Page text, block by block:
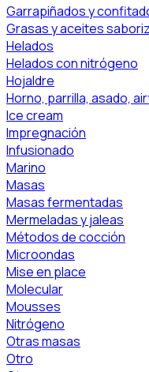
Garrapiñados y
Grasas y aceites
Helados
Helados con nitrógeno
Hojaldre
Horno, parrilla, asado,
Ice cream
Impregnación
Infusionado
Marino
Masas
Masas fermentadas
Mermeladas y jaleas
Métodos de cocción
Microondas
Mise en place
Molecular
Mousses
Nitrógeno
Otras masas
Otro